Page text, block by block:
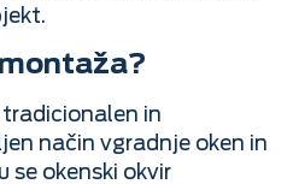
in
način vgradnje oken in
se okenski okvir